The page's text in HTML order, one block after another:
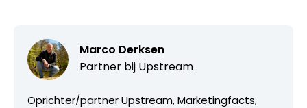
Marco Derksen
Partner bij Upstream
Oprichter/partner Upstream, Marketingfacts,